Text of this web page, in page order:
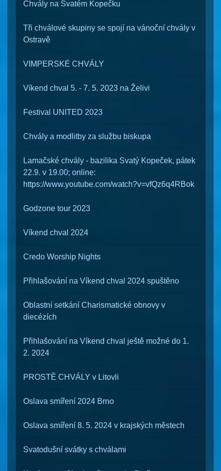
Chvály na Svatém Kopečku
Tři chválové skupiny se spojí na vánoční chvály v
Ostravě
VIMPERSKÉ CHVÁLY
Víkend chval 5. - 7. 5. 2023 na Želivi
Festival UNITED 2023
Chvály a modlitby za službu biskupa
Lamačské chvály - bazilika Svatý Kopeček, pátek
22.9. v 19.00; online:
https://www.youtube.com/watch?v=vfQz6q4RBok
Godzone tour 2023
Víkend chval 2024
Credo Worship Nights
Přihlašování na Víkend chval 2024 spuštěno
Oblastní setkání Charismatické obnovy v
diecézích
Přihlašování na Víkend chval ještě možné do 1.
2. 2024
PROSTĚ CHVÁLY v Litovli
Oslava smíření 2024 Brno
Oslava smíření 8. 5. 2024 v krajských městech
Svatodušní svátky s chválami